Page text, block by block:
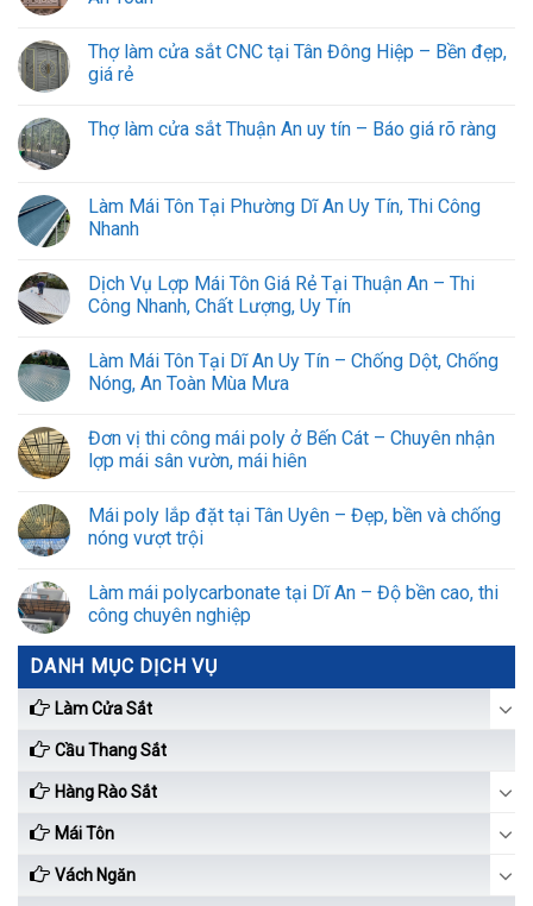
Thợ làm cửa sắt CNC tại Tân Đông Hiệp – Bền đẹp,
giá rẻ
Thợ làm cửa sắt Thuận An uy tín – Báo giá rõ ràng
Làm Mái Tôn Tại Phường Dĩ An Uy Tín, Thi Công
Nhanh
Dịch Vụ Lợp Mái Tôn Giá Rẻ Tại Thuận An – Thi
Công Nhanh, Chất Lượng, Uy Tín
Làm Mái Tôn Tại Dĩ An Uy Tín – Chống Dột, Chống
Nóng, An Toàn Mùa Mưa
Đơn vị thi công mái poly ở Bến Cát – Chuyên nhận
lợp mái sân vườn, mái hiên
Mái poly lắp đặt tại Tân Uyên – Đẹp, bền và chống
nóng vượt trội
Làm mái polycarbonate tại Dĩ An – Độ bền cao, thi
công chuyên nghiệp
DANH MỤC DỊCH VỤ
Làm Cửa Sắt
Cầu Thang Sắt
Hàng Rào Sắt
Mái Tôn
Vách Ngăn